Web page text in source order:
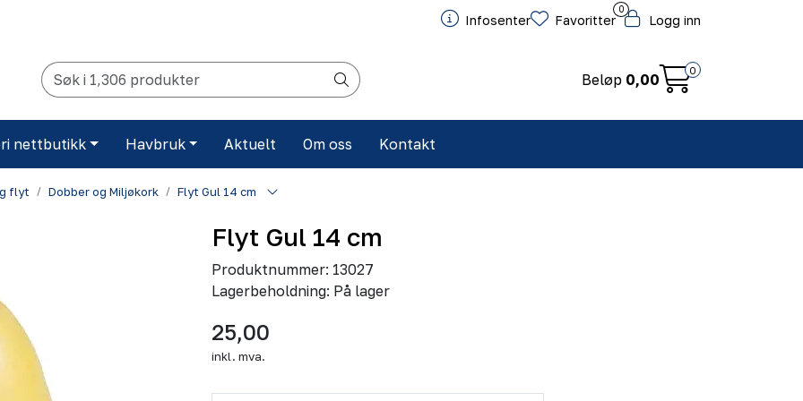
Infosenter
0
Favoritter Logg inn
Beløp 0,00
0
nettbutikk Havbruk Aktuelt Om oss Kontakt
flyt Dobber og Miljøkork Flyt Gul 14 cm
Flyt Gul 14 cm
Produktnummer: 13027
Lagerbeholdning: På lager
25,00
inkl. mva.